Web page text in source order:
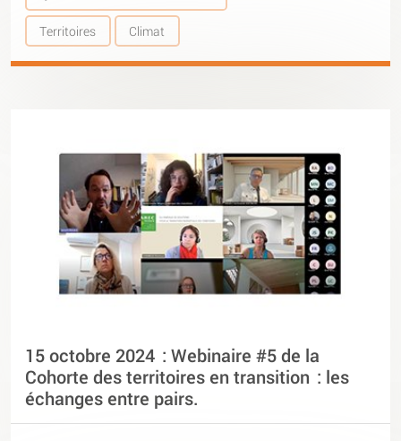
Territoires Climat
15 octobre 2024 : Webinaire #5 de la
Cohorte des territoires en transition : les
échanges entre pairs.